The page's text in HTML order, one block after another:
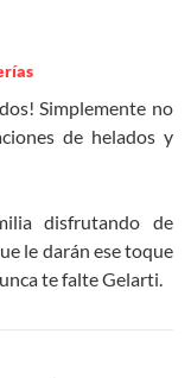
Simplemente no
de helados y
disfrutando de
le darán ese toque
te falte Gelarti.